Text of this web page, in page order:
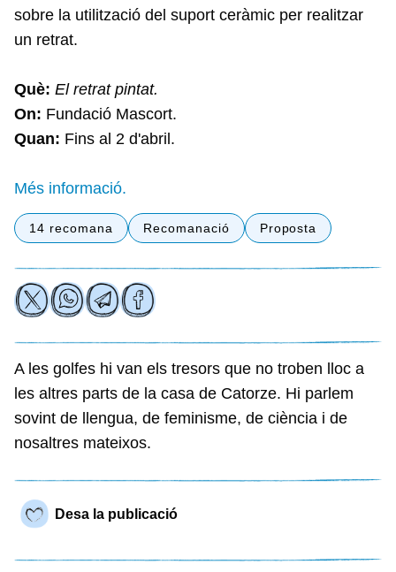
sobre la utilització del suport ceràmic per realitzar
un retrat.
Què: El retrat pintat.
On: Fundació Mascort.
Quan: Fins al 2 d'abril.
Més informació.
14 recomana Recomanació Proposta
A les golfes hi van els tresors que no troben lloc a
les altres parts de la casa de Catorze. Hi parlem
sovint de llengua, de feminisme, de ciència i de
nosaltres mateixos.
Desa la publicació